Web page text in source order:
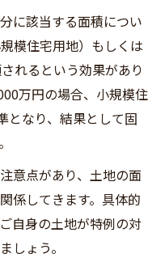
に該当する面積につい
模住宅用地）もしくは
れるという効果があり
万円の場合、小規模住
となり、結果として固
意点があり、土地の面
係してきます。具体的
自身の土地が特例の対
しょう。